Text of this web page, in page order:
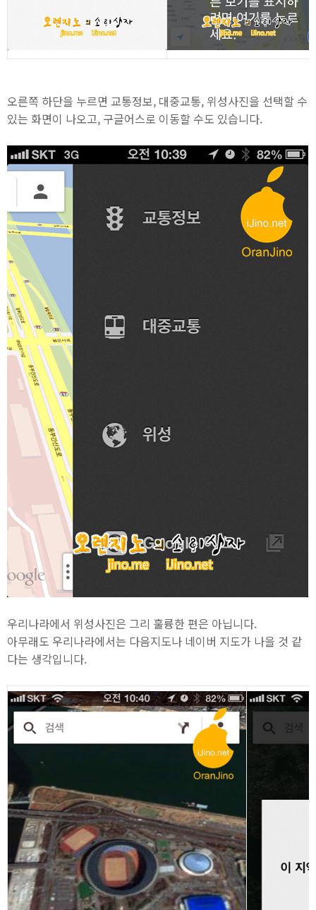
오른쪽 하단을 누르면 교통정보, 대중교통, 위성사진을 선택할 수
있는 화면이 나오고, 구글어스로 이동할 수도 있습니다.
우리나라에서 위성사진은 그리 훌륭한 편은 아닙니다.
아무래도 우리나라에서는 다음지도나 네이버 지도가 나을 것 같
다는 생각입니다.